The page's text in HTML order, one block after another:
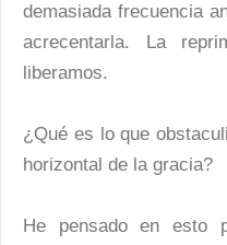
demasiada frecuencia
acrecentarla. La
liberamos.
¿Qué es lo que
horizontal de la gracia?
He pensado en esto